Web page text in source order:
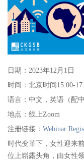
日期：2023年12月1日
时间：北京时间15:00-
语言：中文，英语（配中
地点：线上Zoom
注册链接： Webinar
时代变革下，女性迎来
位上崭露头角，由女性